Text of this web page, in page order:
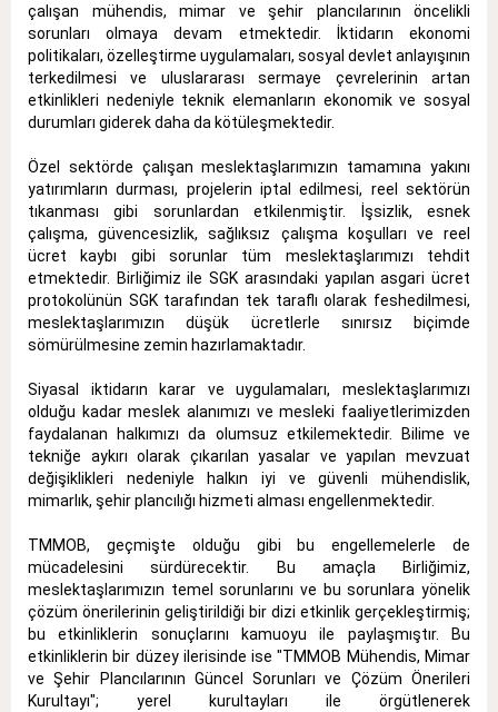
çalışan mühendis, mimar ve şehir plancılarının öncelikli
sorunları olmaya devam etmektedir. İktidarın ekonomi
politikaları, özelleştirme uygulamaları, sosyal devlet anlayışının
terkedilmesi ve uluslararası sermaye çevrelerinin artan
etkinlikleri nedeniyle teknik elemanların ekonomik ve sosyal
durumları giderek daha da kötüleşmektedir.
Özel sektörde çalışan meslektaşlarımızın tamamına yakını
yatırımların durması, projelerin iptal edilmesi, reel sektörün
tıkanması gibi sorunlardan etkilenmiştir. İşsizlik, esnek
çalışma, güvencesizlik, sağlıksız çalışma koşulları ve reel
ücret kaybı gibi sorunlar tüm meslektaşlarımızı tehdit
etmektedir. Birliğimiz ile SGK arasındaki yapılan asgari ücret
protokolünün SGK tarafından tek taraflı olarak feshedilmesi,
meslektaşlarımızın düşük ücretlerle sınırsız biçimde
sömürülmesine zemin hazırlamaktadır.
Siyasal iktidarın karar ve uygulamaları, meslektaşlarımızı
olduğu kadar meslek alanımızı ve mesleki faaliyetlerimizden
faydalanan halkımızı da olumsuz etkilemektedir. Bilime ve
tekniğe aykırı olarak çıkarılan yasalar ve yapılan mevzuat
değişiklikleri nedeniyle halkın iyi ve güvenli mühendislik,
mimarlık, şehir plancılığı hizmeti alması engellenmektedir.
TMMOB, geçmişte olduğu gibi bu engellemelerle de
mücadelesini sürdürecektir. Bu amaçla Birliğimiz,
meslektaşlarımızın temel sorunlarını ve bu sorunlara yönelik
çözüm önerilerinin geliştirildiği bir dizi etkinlik gerçekleştirmiş;
bu etkinliklerin sonuçlarını kamuoyu ile paylaşmıştır. Bu
etkinliklerin bir düzey ilerisinde ise "TMMOB Mühendis, Mimar
ve Şehir Plancılarının Güncel Sorunları ve Çözüm Önerileri
Kurultayı"; yerel kurultayları ile örgütlenerek